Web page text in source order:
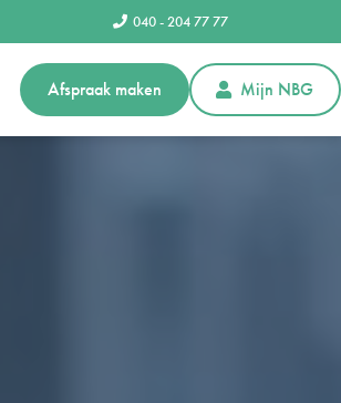
040 - 204 77 77
Afspraak maken Mijn NBG